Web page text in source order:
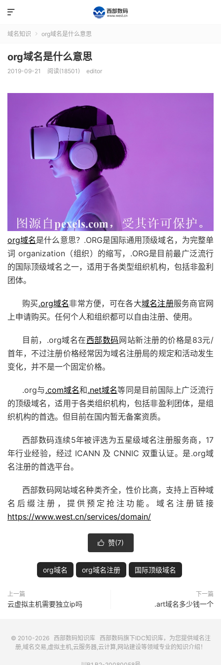

域名知识  org域名是什么意思
org域名是什么意思
2019-09-21 阅读(18501) editor
org域名是什么意思？.ORG是国际通用顶级域名，为完整单
词 organization（组织）的缩写，.ORG是目前最广泛流行
的国际顶级域名之一，适用于各类型组织机构，包括非盈利
团体。
购买.org域名非常方便，可在各大域名注册服务商官网
上申请购买。任何个人和组织都可以自由注册、使用。
目前，.org域名在西部数码网站新注册的价格是83元/
首年，不过注册价格经常因为域名注册局的规定和活动发生
变化，并不是一个固定价格。
.org与.com域名和.net域名等同是目前国际上广泛流行
的顶级域名，适用于各类组织机构，包括非盈利团体，是组
织机构的首选。但目前在国内暂无备案资质。
西部数码连续5年被评选为五星级域名注册服务商，17
年行业经验，经过 ICANN 及 CNNIC 双重认证。是.org域
名注册的首选平台。
西部数码网站域名种类齐全，性价比高，支持上百种域
名后缀注册，提供预定抢注功能。域名注册链接
https://www.west.cn/services/domain/
 赞(7)
org域名 org域名注册 国际顶级域名
上一篇
云虚拟主机需要独立ip吗
下一篇
.art域名多少钱一个
© 2010-2026 西部数码知识库 西部数码旗下IDC知识库，为您提供域名注
册,域名交易,虚拟主机,云服务器,云计算,网站建设等领域专业的知识介绍！